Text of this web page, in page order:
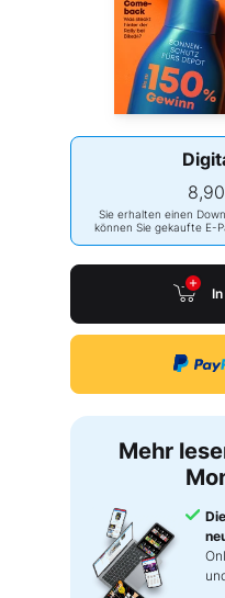
Sie erhalten einen
können Sie gekaufte E-
Mehr